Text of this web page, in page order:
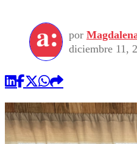
Torneo
Torneo
Internacional
Nacional
Programas
Comercial
por
diciembre 11,